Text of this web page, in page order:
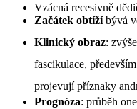
Vzácná recesivně
Začátek obtížíbývá
Klinický obraz:
fascikulace,
projevují příznaky
Prognóza: průběh